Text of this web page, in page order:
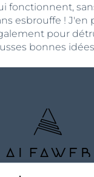
fonctionnent,
esbrouffe ! J'en
pour
bonnes